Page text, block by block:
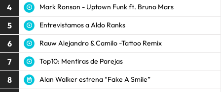
4 Mark Ronson - Uptown Funk ft. Bruno Mars
5 Entrevistamos a Aldo Ranks
6 Rauw Alejandro & Camilo -Tattoo Remix
7 Top10: Mentiras de Parejas
8 Alan Walker estrena “Fake A Smile”